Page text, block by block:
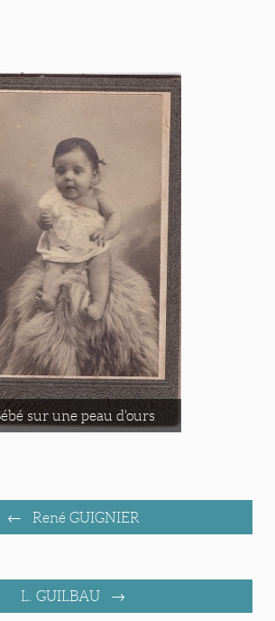
sur une peau d'ours
René GUIGNIER
L. GUILBAU